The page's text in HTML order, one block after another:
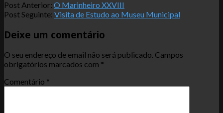
Post Anterior: O Marinheiro XXVIII
Post Seguinte: Visita de Estudo ao Museu Municipal
Deixe um comentário
O seu endereço de email não será publicado. Campos
obrigatórios marcados com *
Comentário *